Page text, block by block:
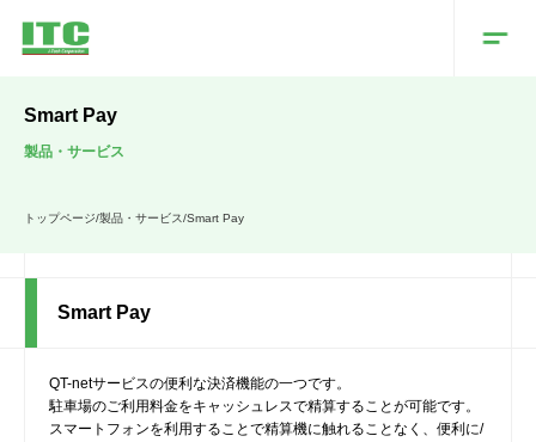
Smart Pay
製品・サービス
トップページ/製品・サービス/Smart Pay
Smart Pay
QT-netサービスの便利な決済機能の一つです。
駐車場のご利用料金をキャッシュレスで精算することが可能です。
スマートフォンを利用することで精算機に触れることなく、便利に/